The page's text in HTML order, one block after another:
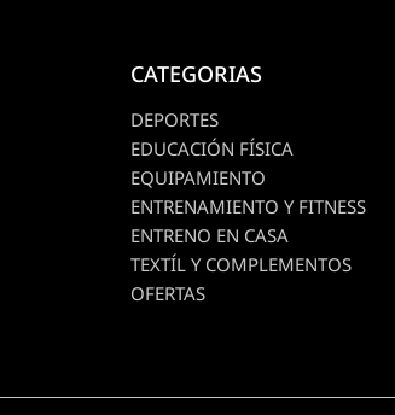
CATEGORIAS
DEPORTES
EDUCACIÓN FÍSICA
EQUIPAMIENTO
ENTRENAMIENTO Y FITNESS
ENTRENO EN CASA
TEXTÍL Y COMPLEMENTOS
OFERTAS